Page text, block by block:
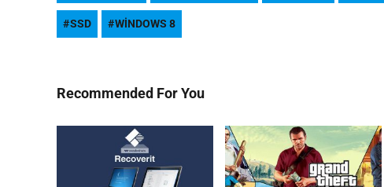
SSD WINDOWS 8
Recommended For You
En ilginç Zaman tüneli Kapakları